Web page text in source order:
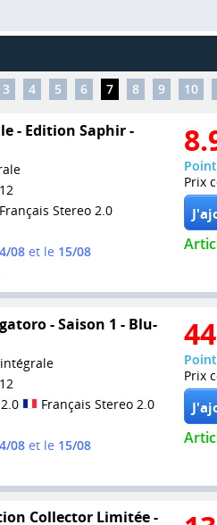
3 4 5 6 7 8 9 10
- Edition Saphir -
12
Français Stereo 2.0
08et le 15/08
Prix
- Saison 1 - Blu-
12
Français Stereo 2.0
08et le 15/08
Prix
Collector Limitée -